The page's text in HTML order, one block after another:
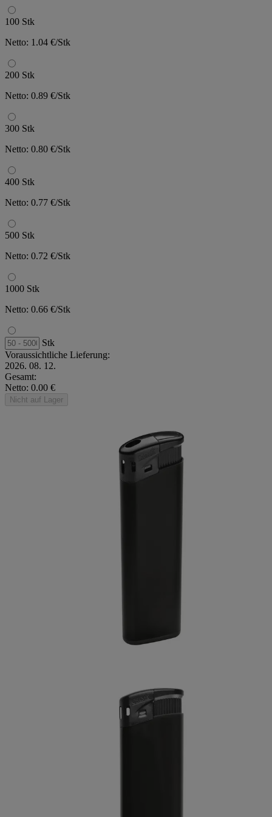
100 Stk
Netto: 1.04 €/Stk
200 Stk
Netto: 0.89 €/Stk
300 Stk
Netto: 0.80 €/Stk
400 Stk
Netto: 0.77 €/Stk
500 Stk
Netto: 0.72 €/Stk
1000 Stk
Netto: 0.66 €/Stk
Stk
Voraussichtliche Lieferung:
2026. 08. 12.
Gesamt:
Netto: 0.00 €
Nicht auf Lager